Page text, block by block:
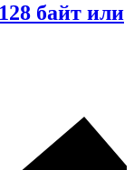
байт или